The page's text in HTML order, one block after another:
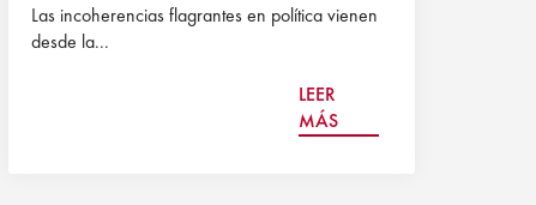
Las incoherencias flagrantes en política vienen
desde la...
LEER
MÁS